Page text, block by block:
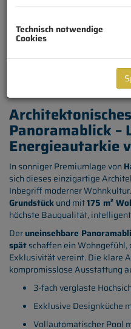
Panoramablick –
Energieautarkie
In sonniger Premiumlage von
sich dieses einzigartige
Inbegriff moderner
Grundstückund mit175 m²
höchste Bauqualität,
Deruneinsehbare
spätschaffen ein Wohngefühl,
Exklusivität vereint. Die klare
kompromisslose Ausstattung
3-fach verglaste
Exklusive Designküche
Vollautomatischer Pool
Technisch notwendige
Cookies